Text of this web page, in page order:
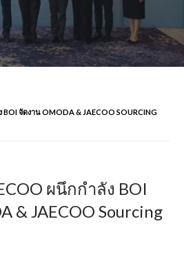
จัดงาน OMODA & JAECOO SOURCING
ผนึกกำลัง BOI
& JAECOO Sourcing